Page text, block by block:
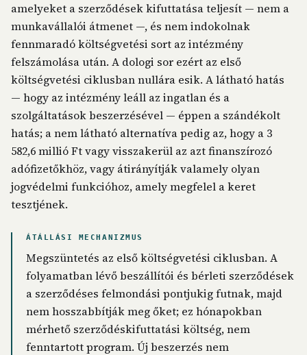
amelyeket a szerződések kifuttatása teljesít — nem a
munkavállalói átmenet —, és nem indokolnak
fennmaradó költségvetési sort az intézmény
felszámolása után. A dologi sor ezért az első
költségvetési ciklusban nullára esik. A látható hatás
— hogy az intézmény leáll az ingatlan és a
szolgáltatások beszerzésével — éppen a szándékolt
hatás; a nem látható alternatíva pedig az, hogy a 3
582,6 millió Ft vagy visszakerül az azt finanszírozó
adófizetőkhöz, vagy átirányítják valamely olyan
jogvédelmi funkcióhoz, amely megfelel a keret
tesztjének.
ÁTÁLLÁSI MECHANIZMUS
Megszüntetés az első költségvetési ciklusban. A
folyamatban lévő beszállítói és bérleti szerződések
a szerződéses felmondási pontjukig futnak, majd
nem hosszabbítják meg őket; ez hónapokban
mérhető szerződéskifuttatási költség, nem
fenntartott program. Új beszerzés nem